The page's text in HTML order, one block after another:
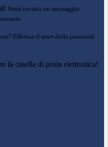
Verrà inviato un messaggio
Effettua il reset della password
la casella di posta elettronica!